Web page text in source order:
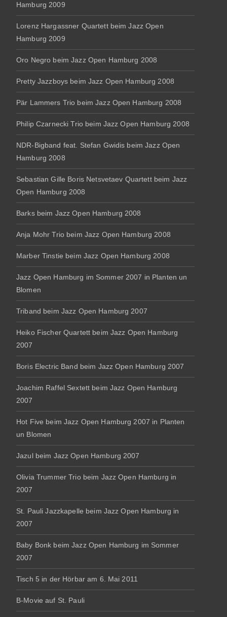
Hamburg 2009
Lorenz Hargassner Quartett beim Jazz Open
Hamburg 2009
Oro Negro beim Jazz Open Hamburg 2008
Pretty Jazzboys beim Jazz Open Hamburg 2008
Pär Lammers Trio beim Jazz Open Hamburg 2008
Philip Czarnecki Trio beim Jazz Open Hamburg 2008
NDR-Bigband feat. Stefan Gwidis beim Jazz Open
Hamburg 2008
Sebastian Gille Boris Netsvetaev Quartett beim Jazz
Open Hamburg 2008
Barks beim Jazz Open Hamburg 2008
Anja Mohr Trio beim Jazz Open Hamburg 2008
Marber Tinstie beim Jazz Open Hamburg 2008
Jazz Open Hamburg im Sommer 2007 in Planten un
Blomen
Triband beim Jazz Open Hamburg 2007
Heiko Fischer Quartett beim Jazz Open Hamburg
2007
Boris Electric Band beim Jazz Open Hamburg 2007
Joachim Raffel Sextett beim Jazz Open Hamburg
2007
Hot Five beim Jazz Open Hamburg 2007 in Planten
un Blomen
Jazul beim Jazz Open Hamburg 2007
Olivia Trummer Trio beim Jazz Open Hamburg in
2007
St. Pauli Jazzkapelle beim Jazz Open Hamburg in
2007
Baby Bonk beim Jazz Open Hamburg im Sommer
2007
Tisch 5 in der Hörbar am 6. Mai 2011
B-Movie auf St. Pauli